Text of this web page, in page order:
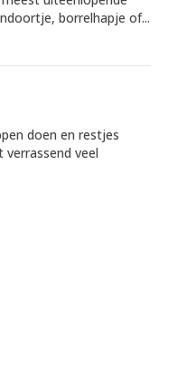
borrelhapje of...
doen en restjes
veel